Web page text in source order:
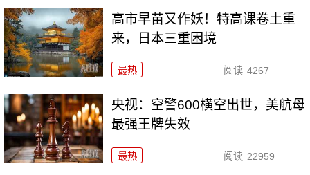
高市早苗又作妖！特高课卷土重
来，日本三重困境
最热 阅读 4267
央视：空警600横空出世，美航母
最强王牌失效
最热 阅读 22959